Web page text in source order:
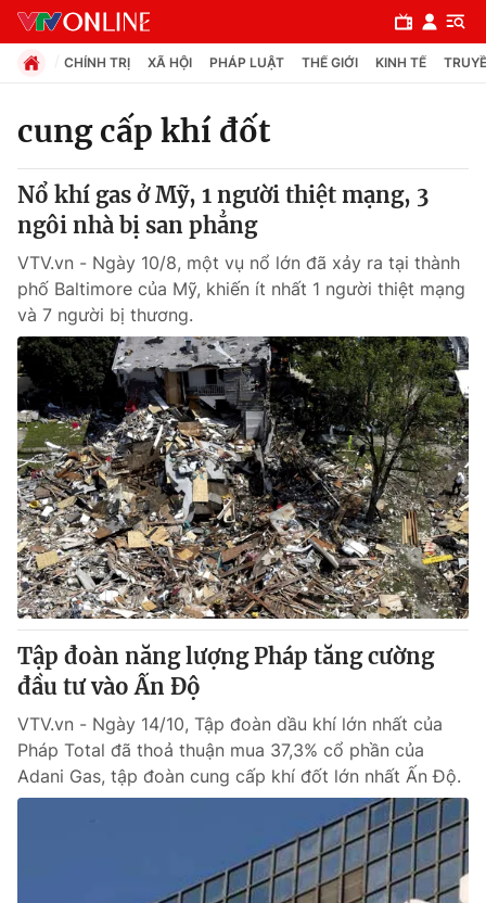
Chuyên mục
Chính trị
Xã hội
Pháp luật
Y tế
Thế giới
Tin tức
Thế giới đó đây
Câu chuyện quốc tế
Kinh tế
Tài chính
Thị trường
Góc doanh nghiệp
Dữ liệu và đời sống
Truyền hình
Hậu trường
Nhân vật
Giải trí
Điện ảnh
Đời sống
CHÍNH TRỊ XÃ HỘI PHÁP LUẬT THẾ GIỚI KINH TẾ
cung cấp khí đốt
Nổ khí gas ở Mỹ, 1 người thiệt mạng, 3
ngôi nhà bị san phẳng
VTV.vn - Ngày 10/8, một vụ nổ lớn đã xảy ra tại thành
phố Baltimore của Mỹ, khiến ít nhất 1 người thiệt mạng
và 7 người bị thương.
Tập đoàn năng lượng Pháp tăng cường
đầu tư vào Ấn Độ
VTV.vn - Ngày 14/10, Tập đoàn dầu khí lớn nhất của
Pháp Total đã thoả thuận mua 37,3% cổ phần của
Adani Gas, tập đoàn cung cấp khí đốt lớn nhất Ấn Độ.